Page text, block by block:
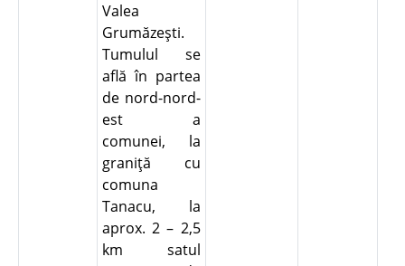
Valea
Grumăzeşti.
Tumulul se
află în partea
de nord-nord-
est a
comunei, la
graniţă cu
comuna
Tanacu, la
aprox. 2 – 2,5
km satul